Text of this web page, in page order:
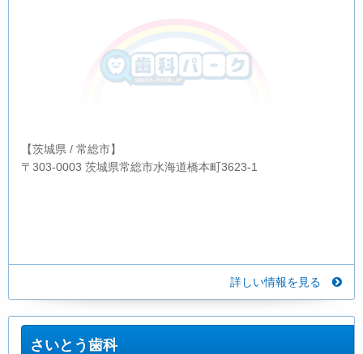
【茨城県 / 常総市】
〒303-0003 茨城県常総市水海道橋本町3623-1
詳しい情報を見る
さいとう歯科